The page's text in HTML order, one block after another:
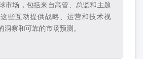
市场，包括来自高管、总监和主题
些互动提供战略、运营和技术视
洞察和可靠的市场预测。